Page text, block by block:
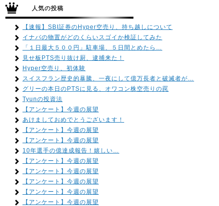
人気の投稿
【速報】SBI証券のHyper空売り、持ち越しについて
イナバの物置がどのくらいスゴイか検証してみた
「１日最大５００円」駐車場、５日間とめたら…
見せ板PTS売り抜け厨、逮捕来た！
Hyper空売り、初体験
スイスフラン歴史的暴騰、一夜にして億万長者と破滅者が…
グリーの本日のPTSに見る、オワコン株空売りの罠
Tyunの投資法
【アンケート】今週の展望
あけましておめでとうございます！
【アンケート】今週の展望
【アンケート】今週の展望
10年選手の億達成報告！嬉しい…
【アンケート】今週の展望
【アンケート】今週の展望
【アンケート】今週の展望
【アンケート】今週の展望
【アンケート】今週の展望